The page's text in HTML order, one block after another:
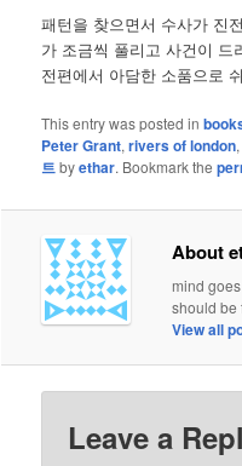
패턴을 찾으면서 수사가 진
가 조금씩 풀리고 사건이 드
전편에서 아담한 소품으로
This entry was posted in
Peter Grant,rivers of london,
트byethar. Bookmark the
About
mind
should be
View all
Leave a